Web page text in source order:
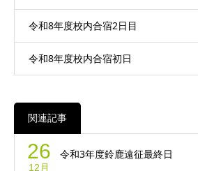
令和8年度校内合宿2日目
令和8年度校内合宿初日
関連記事
26
12月
令和3年度鈴鹿遠征最終日